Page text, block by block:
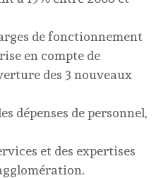
de fonctionnement
en compte de
des 3 nouveaux
dépenses de personnel,
et des expertises